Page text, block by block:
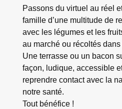
Passons du virtuel au réel
famille d’une multitude de
avec les légumes et les
au marché ou récoltés
Une terrasse ou un bacon
façon, ludique, accessible
reprendre contact avec la
notre santé.
Tout bénéfice !